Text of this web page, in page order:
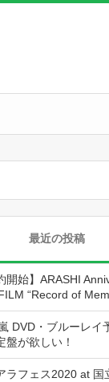
最近の投稿
開始】ARASHI
“Record of
DVD・ブルーレイ
盤が欲しい！
ラフェス2020 at 国